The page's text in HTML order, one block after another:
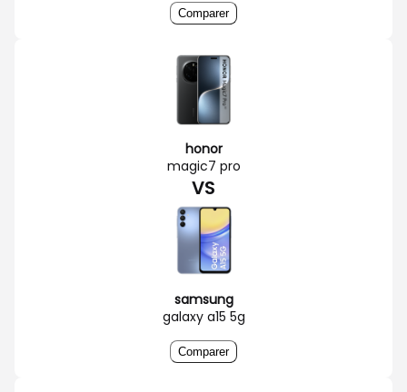
Comparer
honor
magic7 pro
VS
samsung
galaxy a15 5g
Comparer